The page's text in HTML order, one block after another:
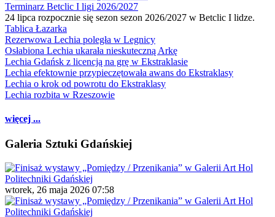
Terminarz Betclic I ligi 2026/2027
24 lipca rozpocznie się sezon sezon 2026/2027 w Betclic I lidze.
Tablica Łazarka
Rezerwowa Lechia poległa w Legnicy
Osłabiona Lechia ukarała nieskuteczną Arkę
Lechia Gdańsk z licencją na grę w Ekstraklasie
Lechia efektownie przypieczętowała awans do Ekstraklasy
Lechia o krok od powrotu do Ekstraklasy
Lechia rozbita w Rzeszowie
więcej ...
Galeria Sztuki Gdańskiej
wtorek, 26 maja 2026 07:58